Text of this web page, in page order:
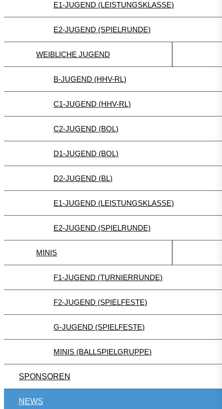
E1-JUGEND (LEISTUNGSKLASSE)
E2-JUGEND (SPIELRUNDE)
WEIBLICHE JUGEND
B-JUGEND (HHV-RL)
C1-JUGEND (HHV-RL)
C2-JUGEND (BOL)
D1-JUGEND (BOL)
D2-JUGEND (BL)
E1-JUGEND (LEISTUNGSKLASSE)
E2-JUGEND (SPIELRUNDE)
MINIS
F1-JUGEND (TURNIERRUNDE)
F2-JUGEND (SPIELFESTE)
G-JUGEND (SPIELFESTE)
MINIS (BALLSPIELGRUPPE)
SPONSOREN
NEWS